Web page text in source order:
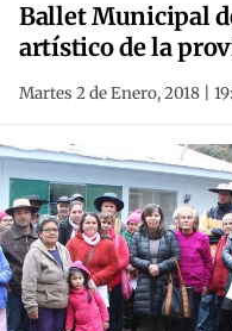
Ballet Municipal
artístico de la
Martes 2 de Enero, 2018 |